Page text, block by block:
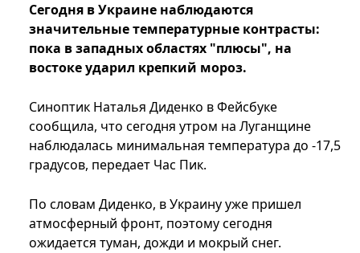
Сегодня в Украине наблюдаются
значительные температурные контрасты:
пока в западных областях "плюсы", на
востоке ударил крепкий мороз.
Синоптик Наталья Диденко в Фейсбуке
сообщила, что сегодня утром на Луганщине
наблюдалась минимальная температура до -17,5
градусов, передает Час Пик.
По словам Диденко, в Украину уже пришел
атмосферный фронт, поэтому сегодня
ожидается туман, дожди и мокрый снег.